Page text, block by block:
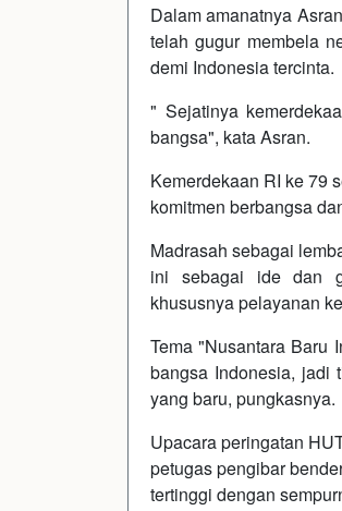
Dalam amanatnya
telah gugur membela
demi Indonesia tercinta.
" Sejatinya
bangsa", kata Asran.
Kemerdekaan RI ke 79
komitmen berbangsa
Madrasah sebagai
ini sebagai ide dan
khususnya pelayanan
Tema "Nusantara Baru
bangsa Indonesia, jadi
yang baru, pungkasnya.
Upacara peringatan
petugas pengibar
tertinggi dengan